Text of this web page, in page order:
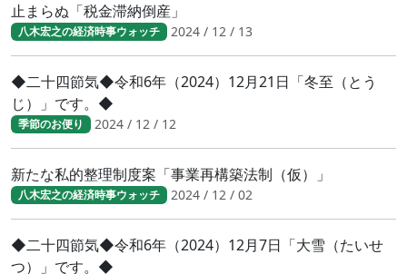
止まらぬ「税金滞納倒産」
八木宏之の経済時事ウォッチ 2024 / 12 / 13
◆二十四節気◆令和6年（2024）12月21日「冬至（とう
じ）」です。◆
季節のお便り 2024 / 12 / 12
新たな私的整理制度案「事業再構築法制（仮）」
八木宏之の経済時事ウォッチ 2024 / 12 / 02
◆二十四節気◆令和6年（2024）12月7日「大雪（たいせ
つ）」です。◆